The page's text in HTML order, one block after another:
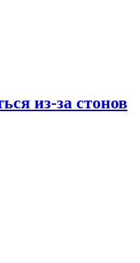
из-за стонов